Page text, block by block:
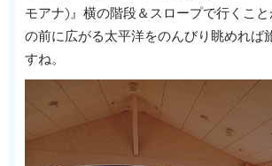
モアナ)』横の階段＆スロープで行くこ
の前に広がる太平洋をのんびり眺めれば
すね。